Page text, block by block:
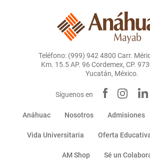
Teléfono: (999) 942 4800 Carr.
Km. 15.5 AP. 96 Cordemex, CP.
Yucatán, México.
Síguenos en
Anáhuac Nosotros Admisiones
Vida Universitaria Oferta
AM Shop Sé un